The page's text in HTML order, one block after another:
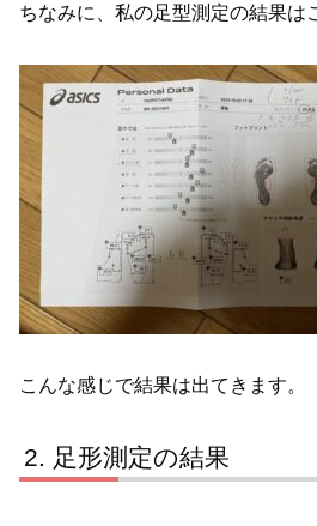
ちなみに、私の足型測定の結果は
こんな感じで結果は出てきます。
足形測定の結果